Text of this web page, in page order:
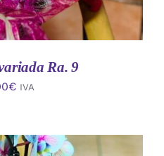
Ra. 9
€ IVA